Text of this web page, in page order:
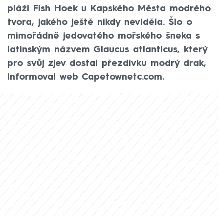
pláži Fish Hoek u Kapského Města modrého
tvora, jakého ještě nikdy neviděla. Šlo o
mimořádně jedovatého mořského šneka s
latinským názvem Glaucus atlanticus, který
pro svůj zjev dostal přezdívku modrý drak,
informoval web Capetownetc.com.